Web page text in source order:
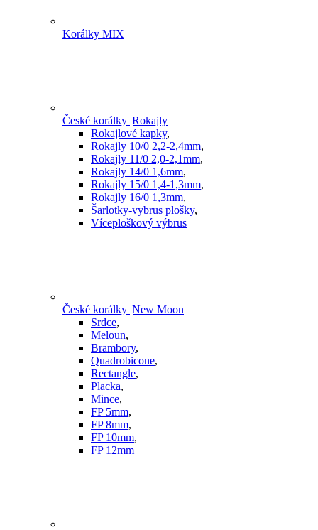
Korálky MIX
České korálky |Rokajly
Rokajlové kapky,
Rokajly 10/0 2,2-2,4mm,
Rokajly 11/0 2,0-2,1mm,
Rokajly 14/0 1,6mm,
Rokajly 15/0 1,4-1,3mm,
Rokajly 16/0 1,3mm,
Šarlotky-vybrus plošky,
Víceploškový výbrus
České korálky |New Moon
Srdce,
Meloun,
Brambory,
Quadrobicone,
Rectangle,
Placka,
Mince,
FP 5mm,
FP 8mm,
FP 10mm,
FP 12mm